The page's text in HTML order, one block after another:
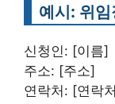
예시: 위
신청인: [이름]
주소: [주소]
연락처: [연락